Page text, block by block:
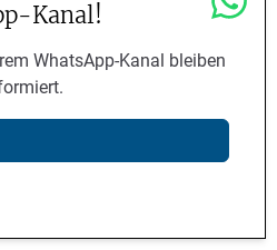
Kanal!
WhatsApp-Kanal bleiben